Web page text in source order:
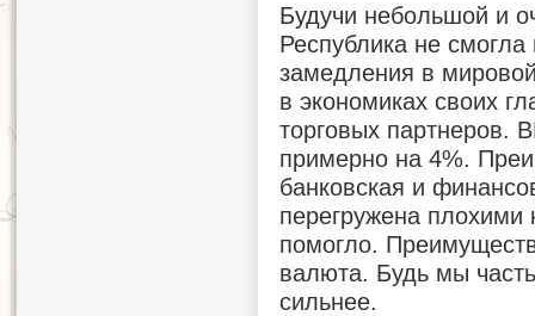
Будучи небольшой и
Республика не
замедления в
в экономиках своих
торговых партнеров.
примерно на 4%.
банковская и
перегружена плохими
помогло.
валюта. Будь мы
сильнее.